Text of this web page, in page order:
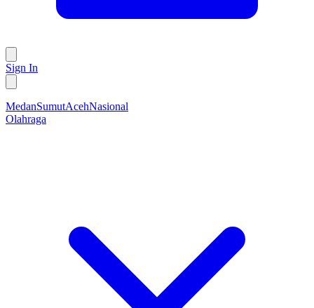
Sign In
MedanSumutAcehNasional
Olahraga